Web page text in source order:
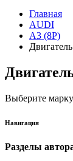
Главная
AUDI
A3 (8P)
Двигатель
Выберите марку
Навигация
Разделы